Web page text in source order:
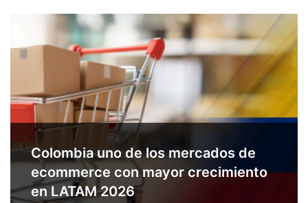
Colombia uno de los mercados de
ecommerce con mayor crecimiento
en LATAM 2026